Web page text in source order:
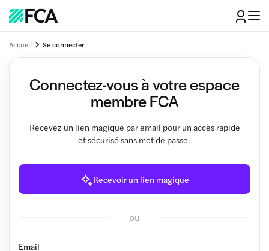
Accueil Se connecter
Connectez-vous à votre espace
membre FCA
Recevez un lien magique par email pour un accès rapide
et sécurisé sans mot de passe.
Recevoir un lien magique
ou
Email